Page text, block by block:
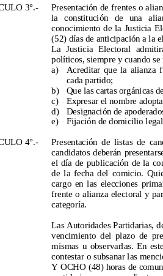
3°. - Presentación de frentes o
la
constitución de una
conocimiento de la Justicia
(52) días de anticipación a la
La
Justicia Electoral admitirá
políticos, siempre y cuando
a)
Acreditar que la alianza
cada partido;
b)
Que las cartas orgánicas
c)
Expresar el nombre
d)
Designación de apoderado
e)
Fijación de domicilio legal.
4°. -
Presentación de listas de
candidatos deberán
el día de publicación de la
de la fecha del comicio.
cargo en las elecciones
frente o alianza electoral y
categoría.
Las Autoridades Partidarias,
vencimiento del plazo de
mismas u observarlas. En este
contestar o subsanar las
Y OCHO (48) horas de